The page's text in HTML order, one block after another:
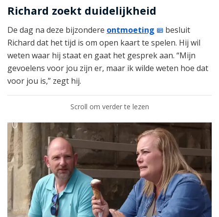
Richard zoekt duidelijkheid
De dag na deze bijzondere ontmoeting
besluit
Richard dat het tijd is om open kaart te spelen. Hij wil
weten waar hij staat en gaat het gesprek aan. “Mijn
gevoelens voor jou zijn er, maar ik wilde weten hoe dat
voor jou is,” zegt hij.
Scroll om verder te lezen